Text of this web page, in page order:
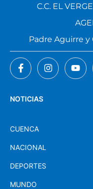
NOTICIAS
CUENCA
NACIONAL
DEPORTES
MUNDO
C.C. EL
Padre Aguirre y